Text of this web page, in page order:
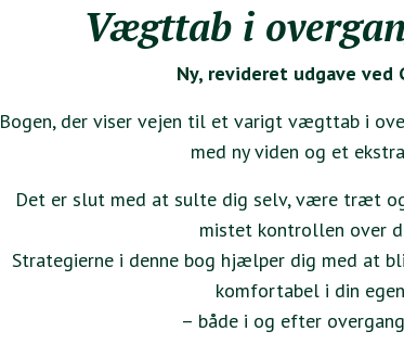
Vægttab i
Ny, revideret udgave ved
Bogen, der viser vejen til et varigt vægttab i
med ny viden og et
Det er slut med at sulte dig selv, være træt
mistet kontrollen over
Strategierne i denne bog hjælper dig med at
komfortabel i din
– både i og efter